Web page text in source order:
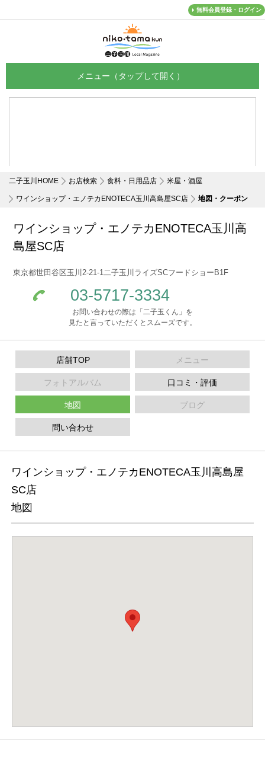
無料会員登録・ログイン
二子玉川HOME お店検索 食料・日用品店 米屋・酒屋
ワインショップ・エノテカENOTECA玉川高島屋SC店 地図・クーポン
ワインショップ・エノテカENOTECA玉川高
島屋SC店
東京都世田谷区玉川2-21-1二子玉川ライズSCフードショーB1F
03-5717-3334
お問い合わせの際は「二子玉くん」を
見たと言っていただくとスムーズです。
店舗TOP メニュー
フォトアルバム 口コミ・評価
地図 ブログ
問い合わせ
ワインショップ・エノテカENOTECA玉川高島屋
SC店
地図
メニュー